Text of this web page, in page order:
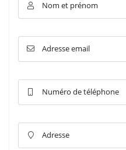
 Nom et prénom
 Adresse email
Numéro de téléphone
 Adresse